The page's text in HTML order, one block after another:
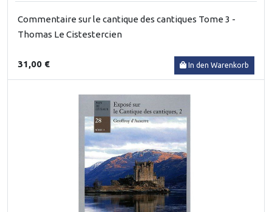
Commentaire sur le cantique des cantiques Tome 3 -
Thomas Le Cistestercien
31,00 € In den Warenkorb